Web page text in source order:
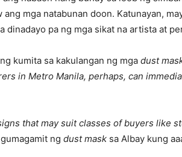
mga natabunan doon. Katunayan,
dinadayo pa ng mga sikat na artista at
kumita sa kakulangan ng mga dust
in Metro Manila, perhaps, can
that may suit classes of buyers like
ng dust mask sa Albay kung